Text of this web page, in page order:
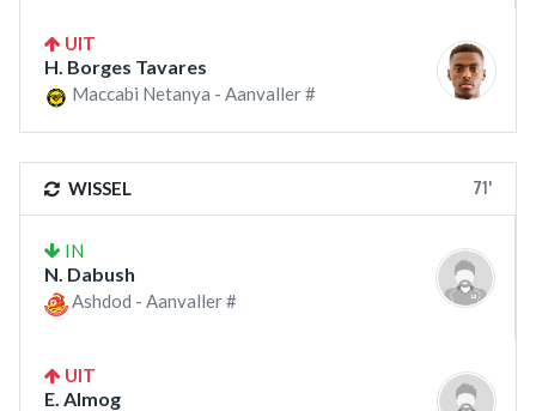
UIT
H. Borges Tavares
Maccabi Netanya - Aanvaller #
WISSEL 71'
IN
N. Dabush
Ashdod - Aanvaller #
UIT
E. Almog